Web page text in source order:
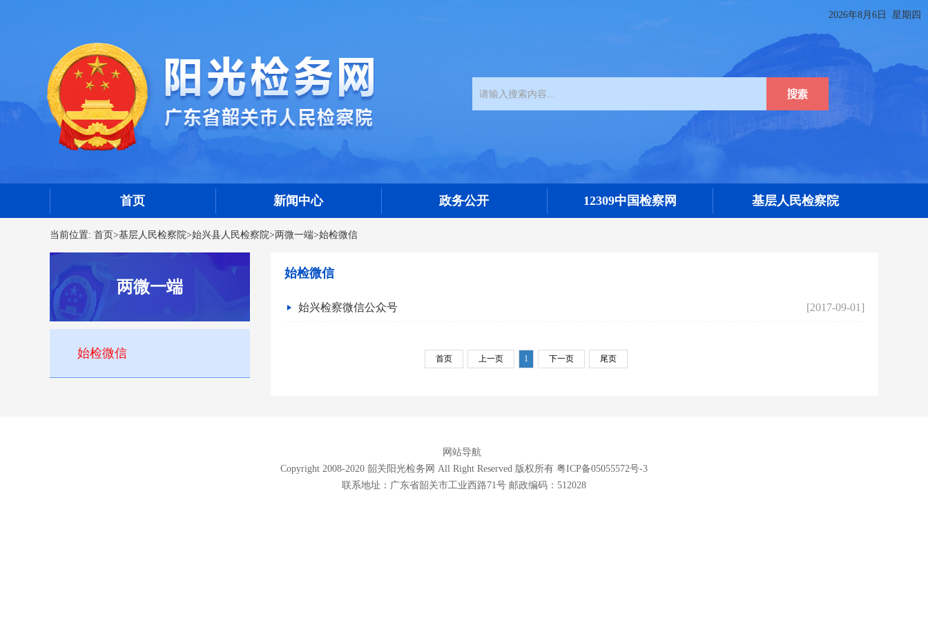
2026年8月6日 星期四
首页 新闻中心 政务公开 12309中国检察网 基层人民检察院
当前位置: 首页>基层人民检察院>始兴县人民检察院>两微一端>始检微信
两微一端
始检微信
始检微信
[2017-09-01]
始兴检察微信公众号
首页 上一页 1 下一页 尾页
网站导航
Copyright 2008-2020 韶关阳光检务网 All Right Reserved 版权所有 粤ICP备05055572号-3
联系地址：广东省韶关市工业西路71号 邮政编码：512028